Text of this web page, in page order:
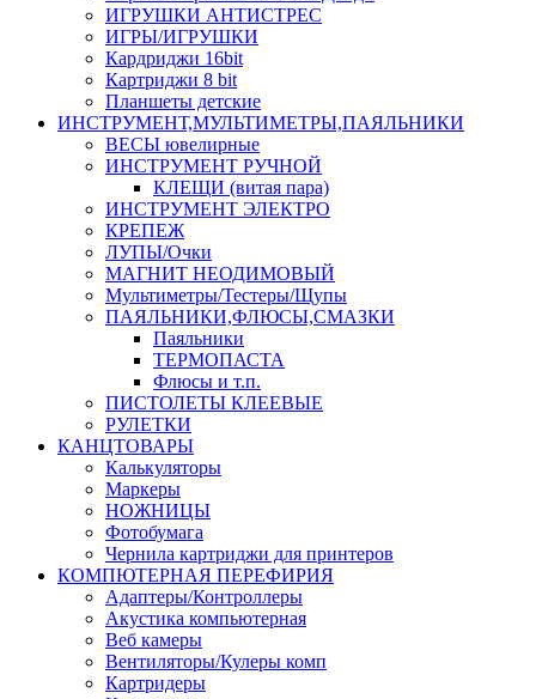
ИГРУШКИ АНТИСТРЕС
ИГРЫ/ИГРУШКИ
Кардриджи 16bit
Картриджи 8 bit
Планшеты детские
ИНСТРУМЕНТ,МУЛЬТИМЕТРЫ,ПАЯЛЬНИКИ
ВЕСЫ ювелирные
ИНСТРУМЕНТ РУЧНОЙ
КЛЕЩИ (витая пара)
ИНСТРУМЕНТ ЭЛЕКТРО
КРЕПЕЖ
ЛУПЫ/Очки
МАГНИТ НЕОДИМОВЫЙ
Мультиметры/Тестеры/Щупы
ПАЯЛЬНИКИ,ФЛЮСЫ,СМАЗКИ
Паяльники
ТЕРМОПАСТА
Флюсы и т.п.
ПИСТОЛЕТЫ КЛЕЕВЫЕ
РУЛЕТКИ
КАНЦТОВАРЫ
Калькуляторы
Маркеры
НОЖНИЦЫ
Фотобумага
Чернила картриджи для принтеров
КОМПЮТЕРНАЯ ПЕРЕФИРИЯ
Адаптеры/Контроллеры
Акустика компьютерная
Веб камеры
Вентиляторы/Кулеры комп
Картридеры